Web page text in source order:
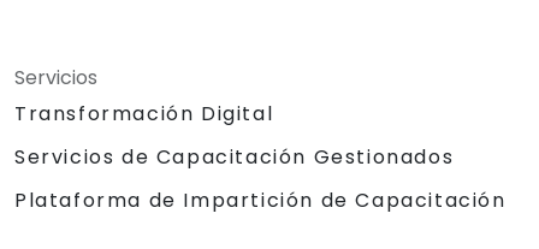
Servicios
Transformación Digital
Servicios de Capacitación Gestionados
Plataforma de Impartición de Capacitación